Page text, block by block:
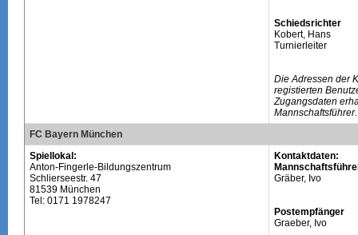
Schiedsrichter
Kobert, Hans
Turnierleiter
Die Adressen der
registierten
Zugangsdaten
Mannschaftsführer.
FC Bayern München
Spiellokal:
Anton-Fingerle-Bildungszentrum
Schlierseestr. 47
81539 München
Tel: 0171 1978247
Kontaktdaten:
Gräber, Ivo
Postempfänger
Graeber, Ivo